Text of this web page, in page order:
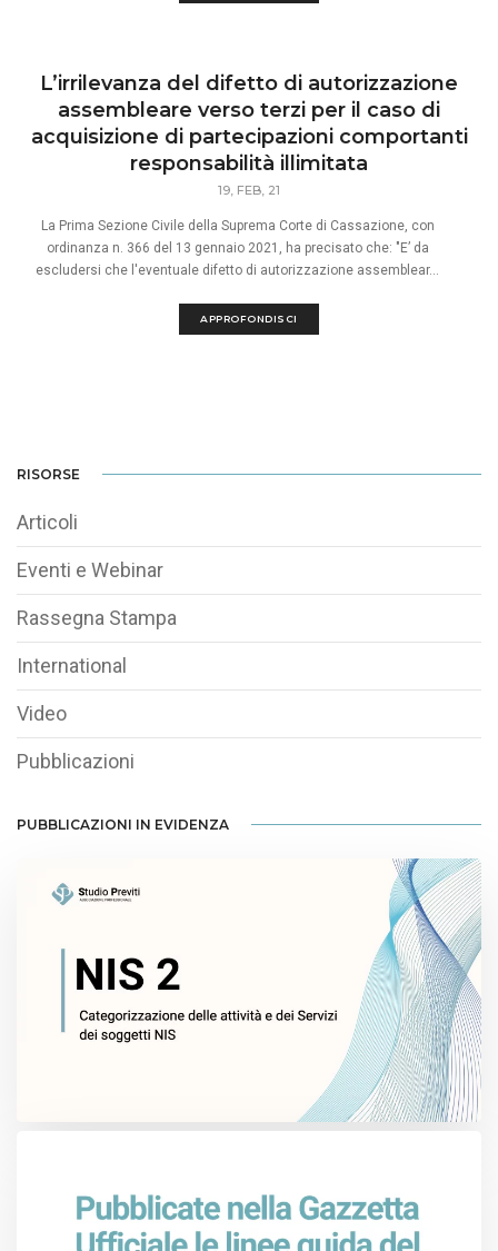
L’irrilevanza del difetto di autorizzazione
assembleare verso terzi per il caso di
acquisizione di partecipazioni comportanti
responsabilità illimitata
19, FEB, 21
La Prima Sezione Civile della Suprema Corte di Cassazione, con
ordinanza n. 366 del 13 gennaio 2021, ha precisato che: "E’ da
escludersi che l'eventuale difetto di autorizzazione assemblear...
APPROFONDISCI
RISORSE
Articoli
Eventi e Webinar
Rassegna Stampa
International
Video
Pubblicazioni
PUBBLICAZIONI IN EVIDENZA